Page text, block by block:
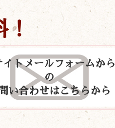
イトメールフォームから
の
い合わせはこちらから